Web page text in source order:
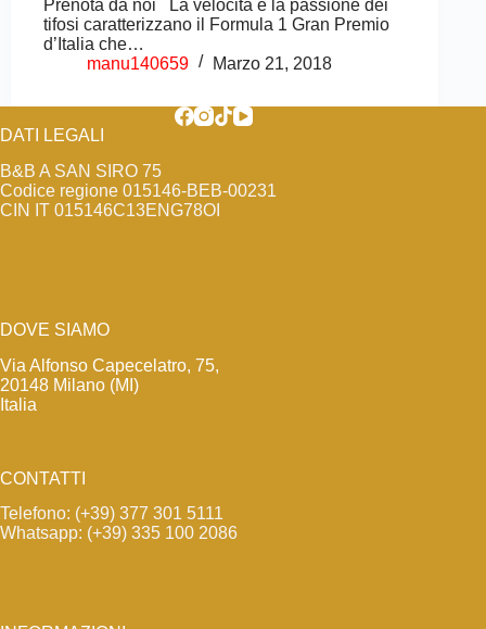
Prenota da noi La velocità e la passione dei
tifosi caratterizzano il Formula 1 Gran Premio
d’Italia che…
manu140659
Marzo 21, 2018
DATI LEGALI
B&B A SAN SIRO 75
Codice regione 015146-BEB-00231
CIN IT 015146C13ENG78OI
DOVE SIAMO
Via Alfonso Capecelatro, 75,
20148 Milano (MI)
Italia
CONTATTI
Telefono: (+39) 377 301 5111
Whatsapp: (+39) 335 100 2086